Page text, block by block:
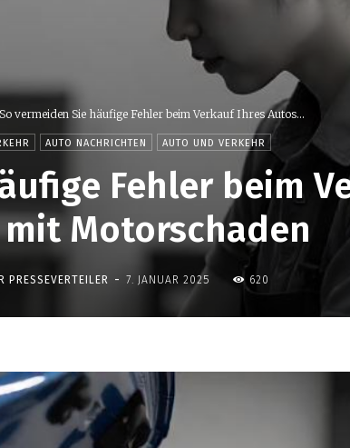
So vermeiden Sie häufige Fehler beim Verkauf Ihres Autos...
AUTO NACHRICHTEN AUTO UND VERKEHR
Fehler beim
Motorschaden
PRESSEVERTEILER - 7. JANUAR 2025 620